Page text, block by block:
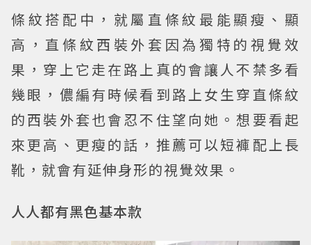
條紋搭配中，就屬直條紋最能顯瘦、顯
高，直條紋西裝外套因為獨特的視覺效
果，穿上它走在路上真的會讓人不禁多看
幾眼，儂編有時候看到路上女生穿直條紋
的西裝外套也會忍不住望向她。想要看起
來更高、更瘦的話，推薦可以短褲配上長
靴，就會有延伸身形的視覺效果。
人人都有黑色基本款